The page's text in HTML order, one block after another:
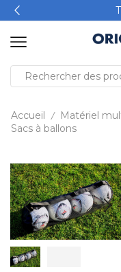
Accueil / Matériel
Sacs à ballons